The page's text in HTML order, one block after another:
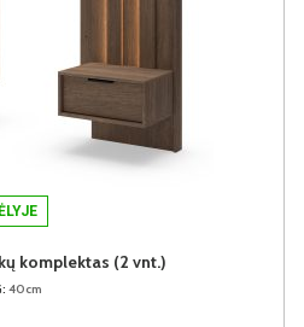
komplektas (2 vnt.)
40cm